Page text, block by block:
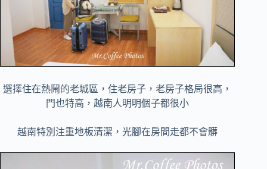
選擇住在熱鬧的老城區，住老房子，老房子格局很高，
門也特高，越南人明明個子都很小
越南特別注重地板清潔，光腳在房間走都不會髒